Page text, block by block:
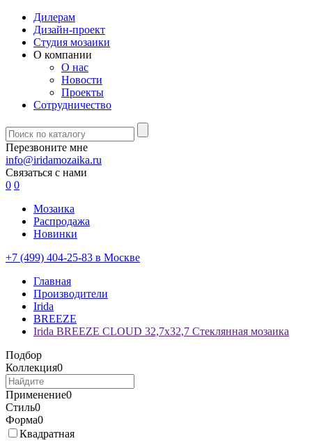
Дилерам
Дизайн-проект
Студия мозаики
О компании
О нас
Новости
Проекты
Сотрудничество
Перезвоните мне
info@iridamozaika.ru
Связаться с нами
0 0
Мозаика
Распродажа
Новинки
+7 (499) 404-25-83 в Москве
Главная
Производители
Irida
BREEZE
Irida BREEZE CLOUD 32,7x32,7 Стеклянная мозаика
Подбор
Коллекция0
Применение0
Стиль0
Форма0
Квадратная